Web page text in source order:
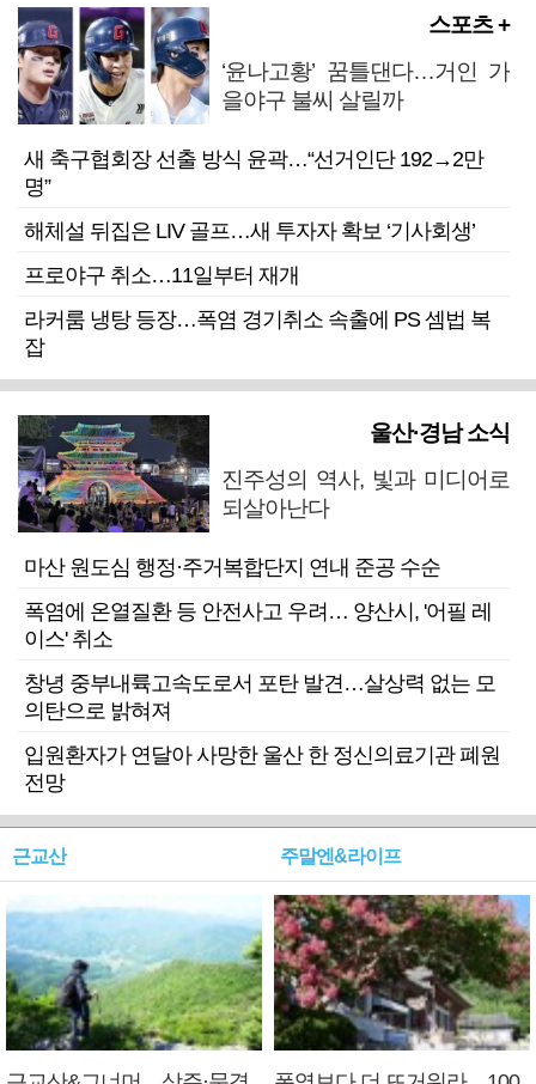
스포츠 +
‘윤나고황’ 꿈틀댄다…거인 가
을야구 불씨 살릴까
새 축구협회장 선출 방식 윤곽…“선거인단 192→2만
명”
해체설 뒤집은 LIV 골프…새 투자자 확보 ‘기사회생’
프로야구 취소…11일부터 재개
라커룸 냉탕 등장…폭염 경기취소 속출에 PS 셈법 복
잡
울산·경남 소식
진주성의 역사, 빛과 미디어로
되살아난다
마산 원도심 행정·주거복합단지 연내 준공 수순
폭염에 온열질환 등 안전사고 우려… 양산시, '어필 레
이스' 취소
창녕 중부내륙고속도로서 포탄 발견…살상력 없는 모
의탄으로 밝혀져
입원환자가 연달아 사망한 울산 한 정신의료기관 폐원
전망
근교산 주말엔&라이프